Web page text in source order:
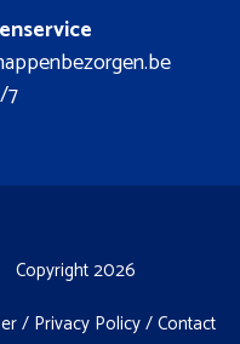
7
Copyright 2026
/ Privacy Policy/Contact